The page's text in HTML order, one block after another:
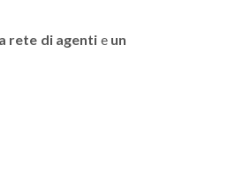
rete di agenti e un